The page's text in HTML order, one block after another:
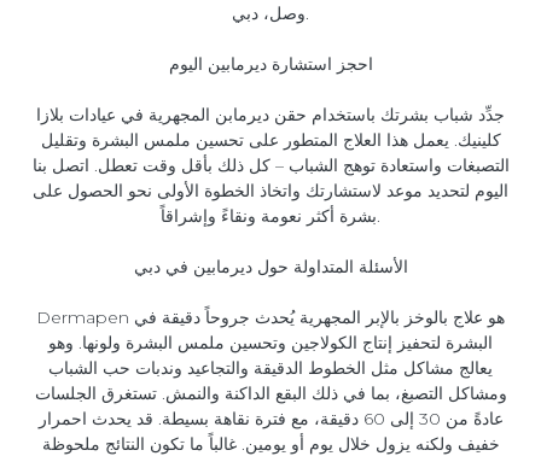
وصل، دبي.
احجز استشارة ديرمابين اليوم
جدِّد شباب بشرتك باستخدام حقن ديرمابن المجهرية في عيادات بلازا
كلينيك. يعمل هذا العلاج المتطور على تحسين ملمس البشرة وتقليل
التصبغات واستعادة توهج الشباب – كل ذلك بأقل وقت تعطل. اتصل بنا
اليوم لتحديد موعد لاستشارتك واتخاذ الخطوة الأولى نحو الحصول على
بشرة أكثر نعومة ونقاءً وإشراقاً.
الأسئلة المتداولة حول ديرمابين في دبي
Dermapen هو علاج بالوخز بالإبر المجهرية يُحدث جروحاً دقيقة في
البشرة لتحفيز إنتاج الكولاجين وتحسين ملمس البشرة ولونها. وهو
يعالج مشاكل مثل الخطوط الدقيقة والتجاعيد وندبات حب الشباب
ومشاكل التصبغ، بما في ذلك البقع الداكنة والنمش. تستغرق الجلسات
عادةً من 30 إلى 60 دقيقة، مع فترة نقاهة بسيطة. قد يحدث احمرار
خفيف ولكنه يزول خلال يوم أو يومين. غالباً ما تكون النتائج ملحوظة